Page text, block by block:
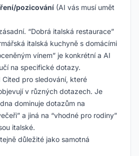
pozicování (AI vás musí umět
“Dobrá italská restaurace”
italská kuchyně s domácími
vínem” je konkrétní a AI
na specifické dotazy.
Cited pro sledování, které
v různých dotazech. Je
dominuje dotazům na
a jiná na “vhodné pro rodiny”
italské.
důležité jako samotná